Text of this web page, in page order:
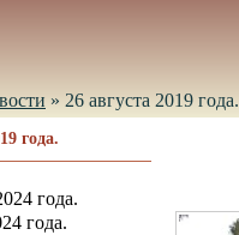
» 26 августа 2019 года.
года.
года.
года.